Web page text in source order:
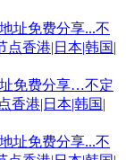
址免费分享…不定
香港|日本|韩国|